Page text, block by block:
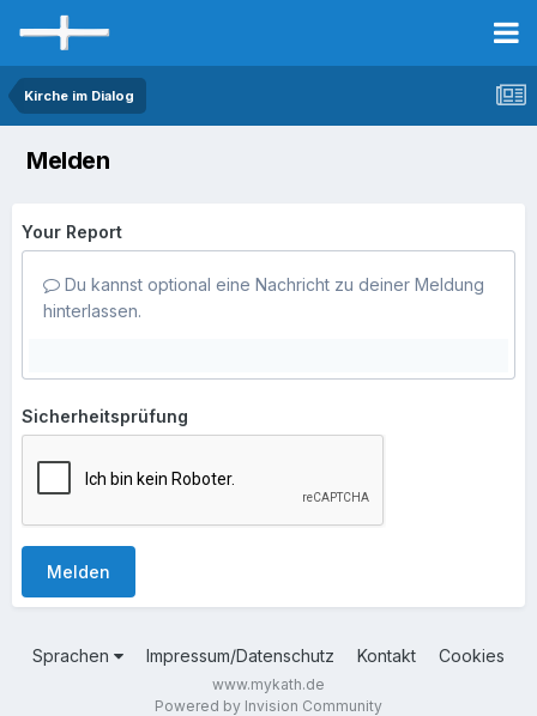
Kirche im Dialog
Melden
Your Report
Du kannst optional eine Nachricht zu deiner Meldung
hinterlassen.
Sicherheitsprüfung
Melden
Sprachen Impressum/Datenschutz Kontakt Cookies
www.mykath.de
Powered by Invision Community